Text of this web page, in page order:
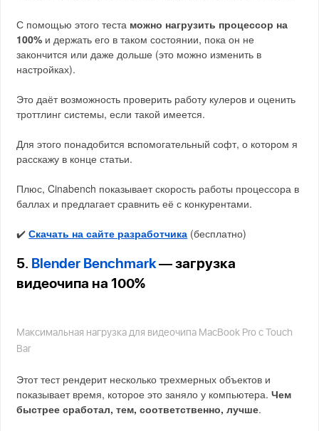
С помощью этого теста можно нагрузить процессор на
100% и держать его в таком состоянии, пока он не
закончится или даже дольше (это можно изменить в
настройках).
Это даёт возможность проверить работу кулеров и оценить
троттлинг системы, если такой имеется.
Для этого понадобится вспомогательный софт, о котором я
расскажу в конце статьи.
Плюс, Cinabench показывает скорость работы процессора в
баллах и предлагает сравнить её с конкурентами.
✔️Скачать на сайте разработчика (бесплатно)
5. Blender Benchmark— загрузка
видеочипа на 100%
Максимальная нагрузка для видеочипа MacBook Pro с Touch
Bar
Этот тест рендерит несколько трехмерных объектов и
показывает время, которое это заняло у компьютера.Чем
быстрее сработал, тем, соответственно, лучше.